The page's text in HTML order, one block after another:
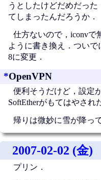
うとしたけどだめだっ
てしまったんだろうか．
仕方ないので，iconvで
ように書き換え．つい
8に変更．
*OpenVPN
便利そうだけど，設定
SoftEtherがもてはやされ
帰りは微妙に雪が降っ
2007-02-02 (金)
プリン．